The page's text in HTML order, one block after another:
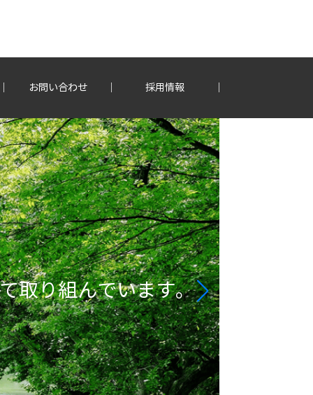
お問い合わせ 採用情報
取り組んでいます。